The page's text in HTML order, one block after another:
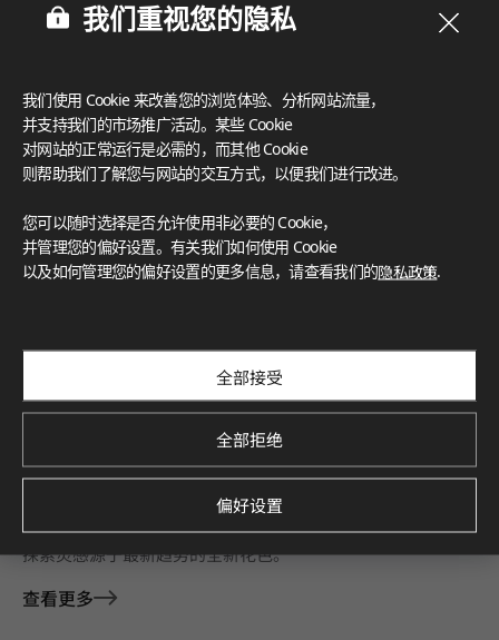
探索创新项目、独特色彩与最新新闻和趋势
Deco Film 家具膜 全新花色
探索灵感源于最新趋势的全新花色。
查看更多
我们重视您的隐私
我们使用 Cookie 来改善您的浏览体验、分析网站流量，
并支持我们的市场推广活动。某些 Cookie
对网站的正常运行是必需的，而其他 Cookie
则帮助我们了解您与网站的交互方式，以便我们进行改进。
您可以随时选择是否允许使用非必要的 Cookie，
并管理您的偏好设置。有关我们如何使用 Cookie
以及如何管理您的偏好设置的更多信息，请查看我们的隐私政策.
全部接受
全部拒绝
偏好设置